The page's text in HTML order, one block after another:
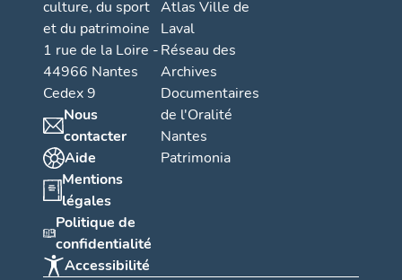
culture, du sport
et du patrimoine
1 rue de la Loire -
44966 Nantes
Cedex 9
Nous
contacter
Aide
Mentions
légales
Politique de
confidentialité
Accessibilité
Atlas Ville de
Laval
Réseau des
Archives
Documentaires
de l'Oralité
Nantes
Patrimonia